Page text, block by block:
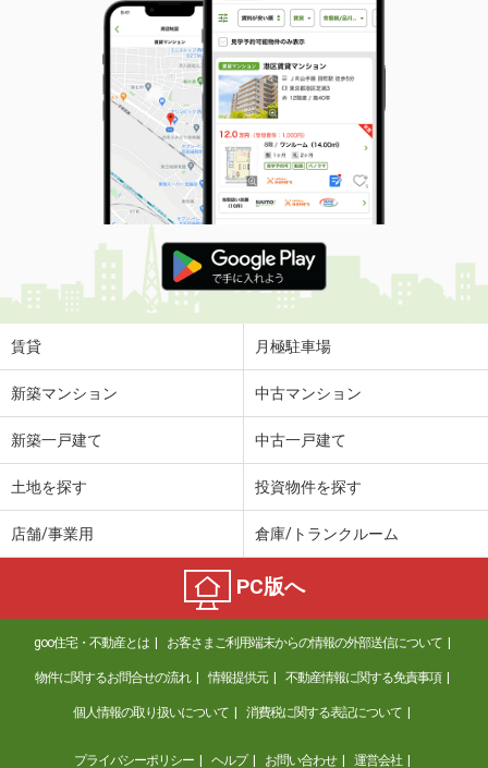
賃貸 月極駐車場
新築マンション 中古マンション
新築一戸建て 中古一戸建て
土地を探す 投資物件を探す
店舗/事業用 倉庫/トランクルーム
PC版へ
goo住宅・不動産とは お客さまご利用端末からの情報の外部送信について
物件に関するお問合せの流れ 情報提供元 不動産情報に関する免責事項
個人情報の取り扱いについて 消費税に関する表記について
プライバシーポリシー ヘルプ お問い合わせ 運営会社